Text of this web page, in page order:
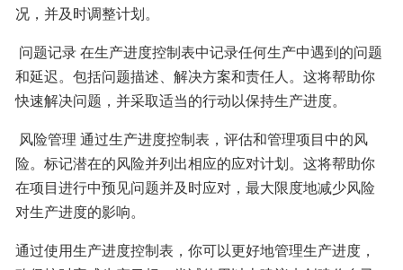
况，并及时调整计划。
和延迟。包括问题描述、解决方案和责任人。这将帮助你
快速解决问题，并采取适当的行动以保持生产进度。
险。标记潜在的风险并列出相应的应对计划。这将帮助你
在项目进行中预见问题并及时应对，最大限度地减少风险
对生产进度的影响。
通过使用生产进度控制表，你可以更好地管理生产进度，